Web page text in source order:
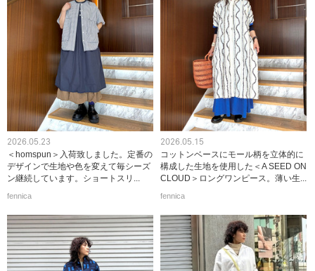
2026.05.23
＜homspun＞入荷致しました。定番の
デザインで生地や色を変えて毎シーズ
ン継続しています。ショートスリ...
fennica
2026.05.15
コットンベースにモール柄を立体的に
構成した生地を使用した＜A SEED ON
CLOUD＞ロングワンピース。薄い生...
fennica